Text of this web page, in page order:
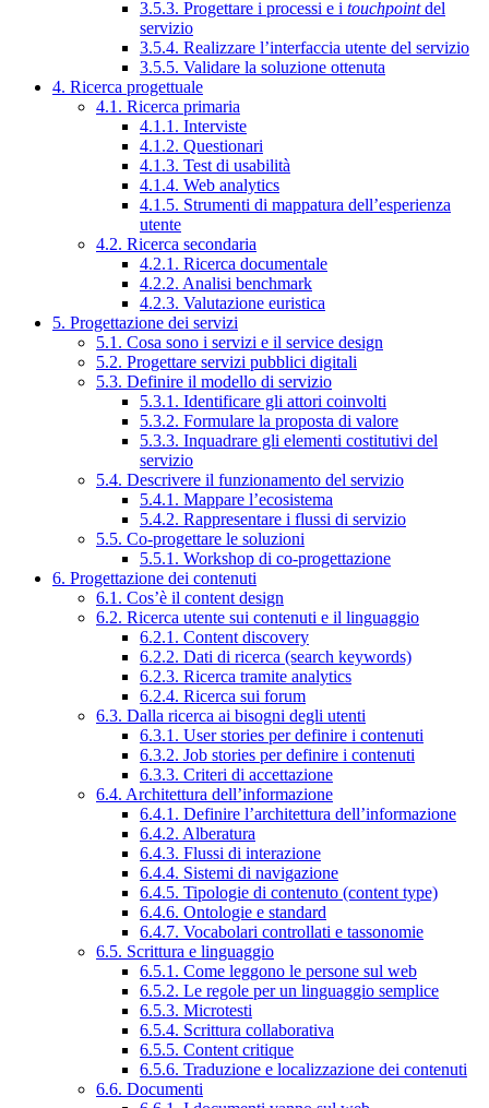
3.5.3. Progettare i processi e i touchpointdel
servizio
3.5.4. Realizzare l’interfaccia utente del servizio
3.5.5. Validare la soluzione ottenuta
4. Ricerca progettuale
4.1. Ricerca primaria
4.1.1. Interviste
4.1.2. Questionari
4.1.3. Test di usabilità
4.1.4. Web analytics
4.1.5. Strumenti di mappatura dell’esperienza
utente
4.2. Ricerca secondaria
4.2.1. Ricerca documentale
4.2.2. Analisi benchmark
4.2.3. Valutazione euristica
5. Progettazione dei servizi
5.1. Cosa sono i servizi e il service design
5.2. Progettare servizi pubblici digitali
5.3. Definire il modello di servizio
5.3.1. Identificare gli attori coinvolti
5.3.2. Formulare la proposta di valore
5.3.3. Inquadrare gli elementi costitutivi del
servizio
5.4. Descrivere il funzionamento del servizio
5.4.1. Mappare l’ecosistema
5.4.2. Rappresentare i flussi di servizio
5.5. Co-progettare le soluzioni
5.5.1. Workshop di co-progettazione
6. Progettazione dei contenuti
6.1. Cos’è il content design
6.2. Ricerca utente sui contenuti e il linguaggio
6.2.1. Content discovery
6.2.2. Dati di ricerca (search keywords)
6.2.3. Ricerca tramite analytics
6.2.4. Ricerca sui forum
6.3. Dalla ricerca ai bisogni degli utenti
6.3.1. User stories per definire i contenuti
6.3.2. Job stories per definire i contenuti
6.3.3. Criteri di accettazione
6.4. Architettura dell’informazione
6.4.1. Definire l’architettura dell’informazione
6.4.2. Alberatura
6.4.3. Flussi di interazione
6.4.4. Sistemi di navigazione
6.4.5. Tipologie di contenuto (content type)
6.4.6. Ontologie e standard
6.4.7. Vocabolari controllati e tassonomie
6.5. Scrittura e linguaggio
6.5.1. Come leggono le persone sul web
6.5.2. Le regole per un linguaggio semplice
6.5.3. Microtesti
6.5.4. Scrittura collaborativa
6.5.5. Content critique
6.5.6. Traduzione e localizzazione dei contenuti
6.6. Documenti